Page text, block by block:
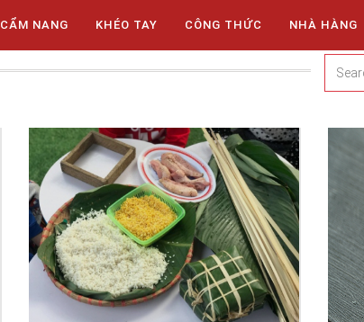
CẨM NANG KHÉO TAY CÔNG THỨC NHÀ HÀNG